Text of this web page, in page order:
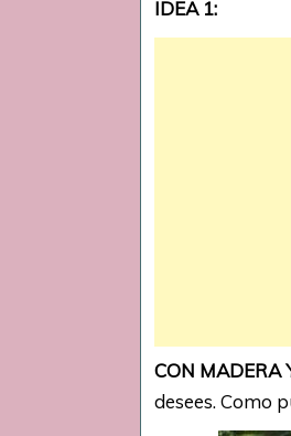
IDEA 1:
CON MADERA
desees. Como